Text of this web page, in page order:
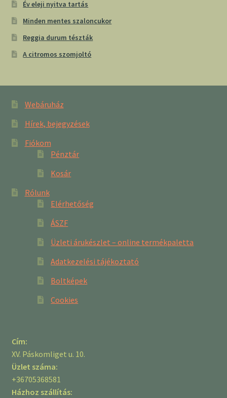
Év eleji nyitva tartás
Minden mentes szaloncukor
Reggia durum tészták
A citromos szomjoltó
Webáruház
Hírek, bejegyzések
Fiókom
Pénztár
Kosár
Rólunk
Elérhetőség
ÁSZF
Üzleti árukészlet – online termékpaletta
Adatkezelési tájékoztató
Boltképek
Cookies
Cím:
XV. Páskomliget u. 10.
Üzlet száma:
+36705368581
Házhoz szállítás: